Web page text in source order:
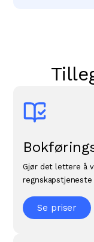
Oppsett av
Oppsett av
Evt. handling
Oppsettmøte
Gjør det lettere å
regnskapstjeneste
Se priser